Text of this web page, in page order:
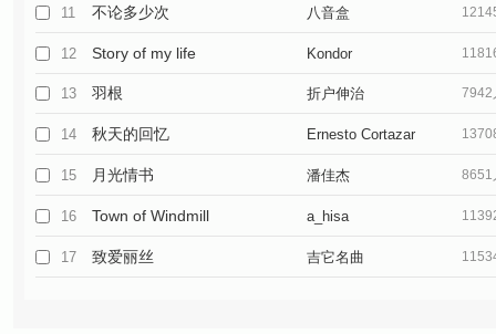
11 不论多少次 八音盒
12 Story of my life Kondor
13 羽根 折户伸治 7942
14 秋天的回忆 Ernesto Cortazar
15 月光情书 潘佳杰 8651
16 Town of Windmill a_hisa
17 致爱丽丝 吉它名曲